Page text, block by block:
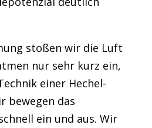
stoßen wir die Luft
nur sehr kurz ein,
einer Hechel-
bewegen das
ein und aus. Wir